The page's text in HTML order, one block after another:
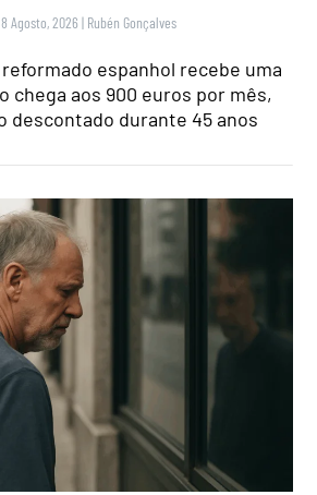
Agosto, 2026 | Rubén Gonçalves
espanhol recebe uma
chega aos 900 euros por mês,
descontado durante 45 anos